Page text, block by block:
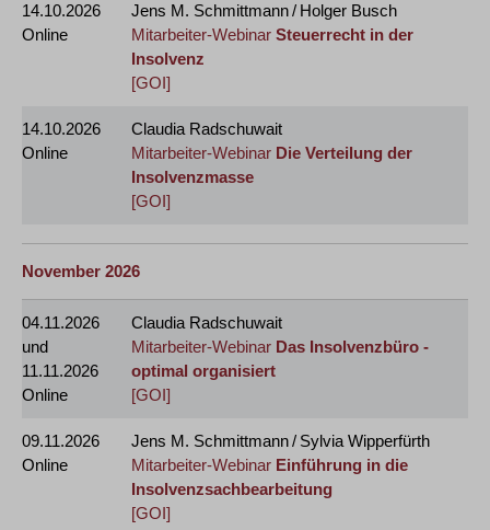
14.10.2026
Online
Jens M. Schmittmann / Holger Busch
Mitarbeiter-Webinar Steuerrecht in der
Insolvenz
[GOI]
14.10.2026
Online
Claudia Radschuwait
Mitarbeiter-Webinar Die Verteilung der
Insolvenzmasse
[GOI]
November 2026
04.11.2026
und
11.11.2026
Online
Claudia Radschuwait
Mitarbeiter-Webinar Das Insolvenzbüro -
optimal organisiert
[GOI]
09.11.2026
Online
Jens M. Schmittmann / Sylvia Wipperfürth
Mitarbeiter-Webinar Einführung in die
Insolvenzsachbearbeitung
[GOI]